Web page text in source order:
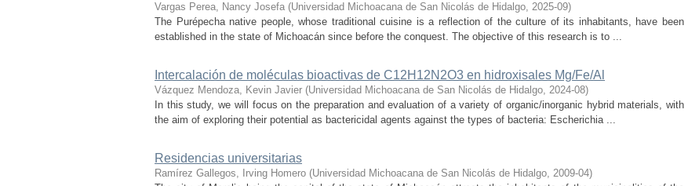
Vargas Perea, Nancy Josefa (Universidad Michoacana de San Nicolás de Hidalgo, 2025-09)
The Purépecha native people, whose traditional cuisine is a reflection of the culture of its inhabitants, have been
established in the state of Michoacán since before the conquest. The objective of this research is to ...
Intercalación de moléculas bioactivas de C12H12N2O3 en hidroxisales Mg/Fe/Al
Vázquez Mendoza, Kevin Javier (Universidad Michoacana de San Nicolás de Hidalgo, 2024-08)
In this study, we will focus on the preparation and evaluation of a variety of organic/inorganic hybrid materials, with
the aim of exploring their potential as bactericidal agents against the types of bacteria: Escherichia ...
Residencias universitarias
Ramírez Gallegos, Irving Homero (Universidad Michoacana de San Nicolás de Hidalgo, 2009-04)